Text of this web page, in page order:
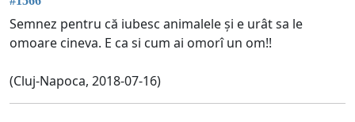
Semnez pentru că iubesc animalele și e urât sa le
omoare cineva. E ca si cum ai omorî un om!!
(Cluj-Napoca, 2018-07-16)